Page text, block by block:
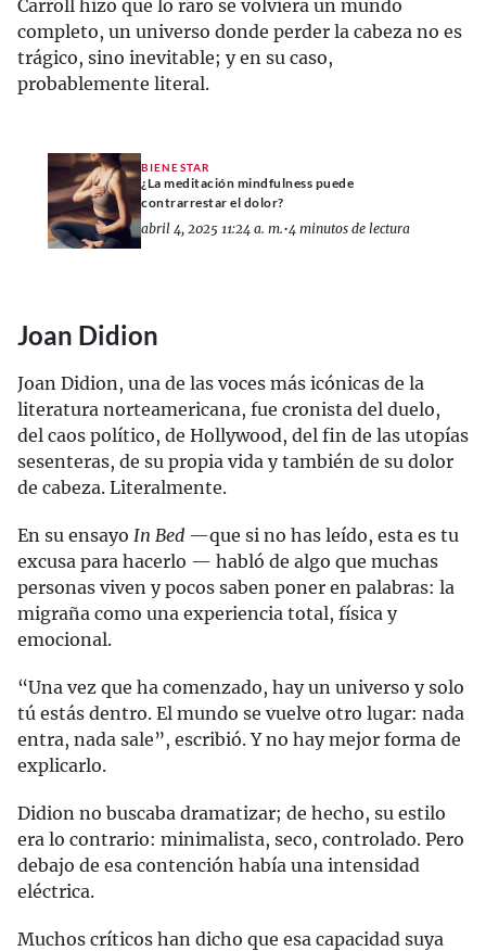
Carroll hizo que lo raro se volviera un mundo
completo, un universo donde perder la cabeza no es
trágico, sino inevitable; y en su caso,
probablemente literal.
BIENESTAR
¿La meditación mindfulness puede
contrarrestar el dolor?
abril 4, 2025 11:24 a. m.•4 minutos de lectura
Joan Didion
Joan Didion, una de las voces más icónicas de la
literatura norteamericana, fue cronista del duelo,
del caos político, de Hollywood, del fin de las utopías
sesenteras, de su propia vida y también de su dolor
de cabeza. Literalmente.
En su ensayo In Bed —que si no has leído, esta es tu
excusa para hacerlo — habló de algo que muchas
personas viven y pocos saben poner en palabras: la
migraña como una experiencia total, física y
emocional.
“Una vez que ha comenzado, hay un universo y solo
tú estás dentro. El mundo se vuelve otro lugar: nada
entra, nada sale”, escribió. Y no hay mejor forma de
explicarlo.
Didion no buscaba dramatizar; de hecho, su estilo
era lo contrario: minimalista, seco, controlado. Pero
debajo de esa contención había una intensidad
eléctrica.
Muchos críticos han dicho que esa capacidad suya